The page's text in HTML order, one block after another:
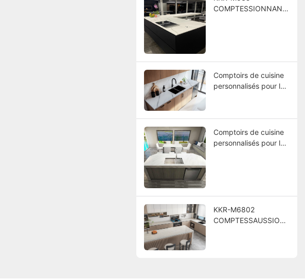
COMPTESSIONNANT
Comptoirs de cuisine
personnalisés pour le
Comptoirs de cuisine
personnalisés pour le
KKR-M6802
COMPTESSAUSSION